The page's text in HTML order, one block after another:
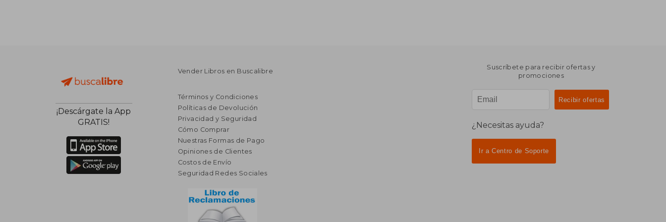
¡Descárgate la App
GRATIS!
Vender Libros en Buscalibre
Términos y Condiciones
Políticas de Devolución
Privacidad y Seguridad
Cómo Comprar
Nuestras Formas de Pago
Opiniones de Clientes
Costos de Envío
Seguridad Redes Sociales
Suscríbete para recibir ofertas y
promociones
¿Necesitas ayuda?
Ir a Centro de Soporte